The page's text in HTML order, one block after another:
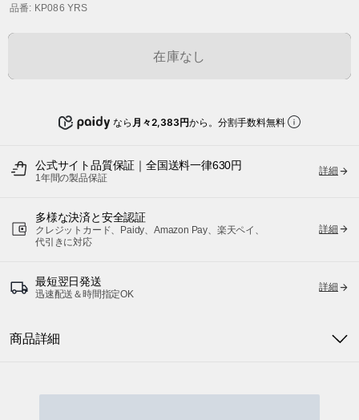
品番: KP086 YRS
在庫なし
なら 月々2,383円から。分割手数料無料
公式サイト品質保証｜全国送料一律630円
1年間の製品保証
詳細
多様な決済と安全認証
クレジットカード、Paidy、Amazon Pay、楽天ペイ、
代引きに対応
詳細
最短翌日発送
迅速配送＆時間指定OK
詳細
商品詳細